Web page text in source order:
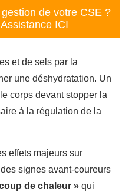
de votre CSE ?
ICI
et de sels par la
une déshydratation. Un
corps devant stopper la
à la régulation de la
effets majeurs sur
signes avant-coureurs
de chaleur » qui